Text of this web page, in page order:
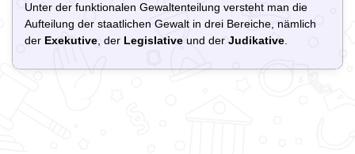
Unter der funktionalen Gewaltenteilung versteht man die
Aufteilung der staatlichen Gewalt in drei Bereiche, nämlich
der Exekutive , der Legislative und der Judikative